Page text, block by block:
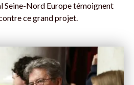
Seine-Nord Europe témoignent
ce grand projet.